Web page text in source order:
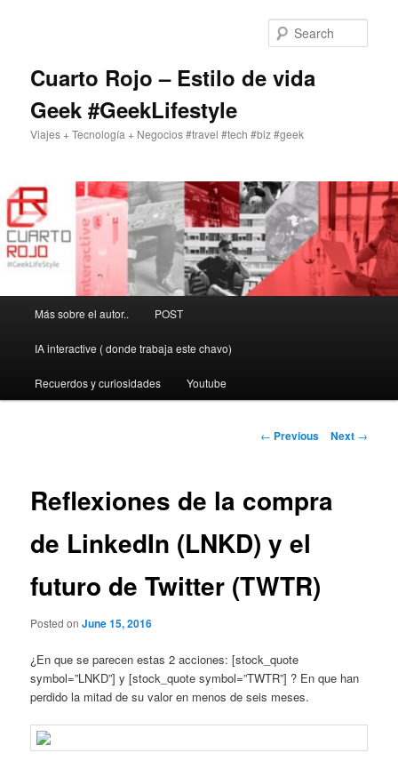
Cuarto Rojo – Estilo de vida
Geek #GeekLifestyle
Viajes + Tecnología + Negocios #travel #tech #biz #geek
Más sobre el autor.. POST
IA interactive ( donde trabaja este chavo)
Recuerdos y curiosidades Youtube
Post
← Previous Next →
Reflexiones de la compra
de LinkedIn (LNKD) y el
futuro de Twitter (TWTR)
Posted onJune 15, 2016
¿En que se parecen estas 2 acciones: [stock_quote
symbol=”LNKD”] y [stock_quote symbol=”TWTR”] ? En que han
perdido la mitad de su valor en menos de seis meses.